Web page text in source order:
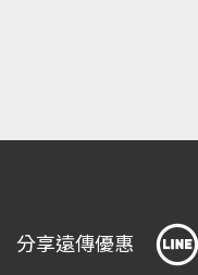
分享遠傳優惠